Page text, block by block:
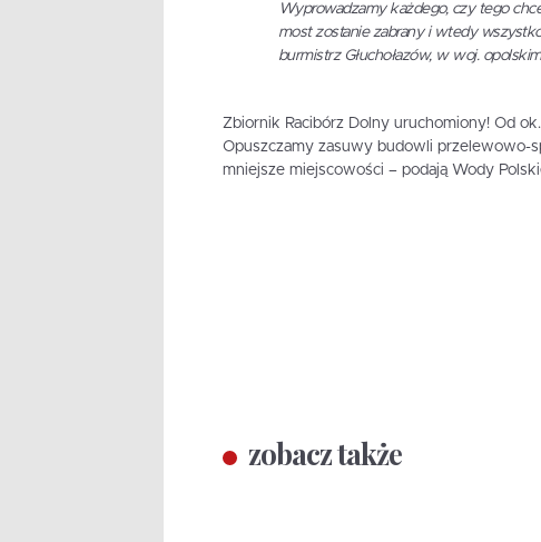
Wyprowadzamy każdego, czy tego
most zostanie zabrany i wtedy
burmistrz Głuchołazów, w woj.
Zbiornik Racibórz Dolny uruchomiony! Od
Opuszczamy zasuwy budowli przelewowo-
mniejsze miejscowości – podają Wody
zobacz także